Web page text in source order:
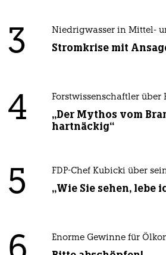
3 Niedrigwasser in Mittel-
Stromkrise mit
4 Forstwissenschaftler über
„Der Mythos vom
hartnäckig“
5 FDP-Chef Kubicki über
„Wie Sie sehen, lebe
Enorme Gewinne für